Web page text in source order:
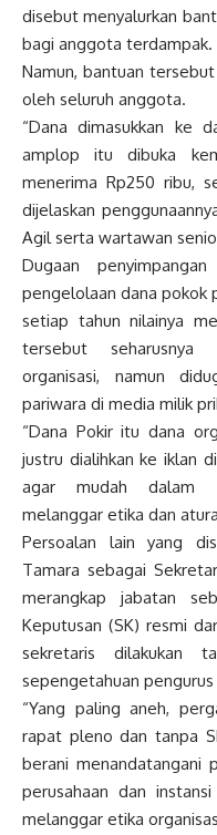
disebut menyalurkan
bagi anggota terdampak.
Namun, bantuan
oleh seluruh anggota.
“Dana dimasukkan ke
amplop itu dibuka
menerima Rp250 ribu,
dijelaskan
Agil serta wartawan
Dugaan
pengelolaan dana pokok
setiap tahun nilainya
tersebut seharusnya
organisasi, namun
pariwara di media milik
“Dana Pokir itu dana
justru dialihkan ke iklan
agar mudah dalam
melanggar etika dan
Persoalan lain yang
Tamara sebagai
merangkap jabatan
Keputusan (SK) resmi
sekretaris dilakukan
sepengetahuan pengurus
“Yang paling aneh,
rapat pleno dan tanpa
berani menandatangani
perusahaan dan
melanggar etika